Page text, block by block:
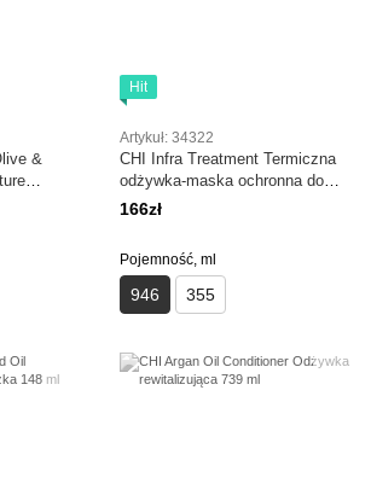
&
Hit
Artykuł: 34322
CHI Infra Treatment Termiczna
odżywka-maska ochronna do
wszystkich rodzajów włosów,
166zł
Pojemność, ml
946 355